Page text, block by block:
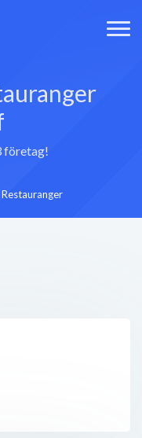
företag!
Restauranger